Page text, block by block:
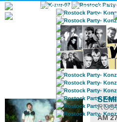
GAY
ROSTOCK TAGESTIPP
AM